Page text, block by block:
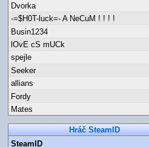
Dvorka
-=$H0T-luck=- A NeCuM ! ! ! !
Busin1234
lOvE cS mUCk
spejle
Seeker
allians
Fordy
Mates
Hráč SteamID
SteamID